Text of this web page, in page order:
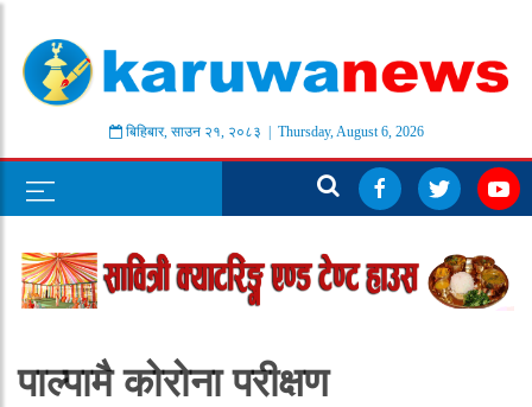
बिहिबार, साउन २१, २०८३ | Thursday, August 6, 2026
पाल्पामै कोरोना परीक्षण